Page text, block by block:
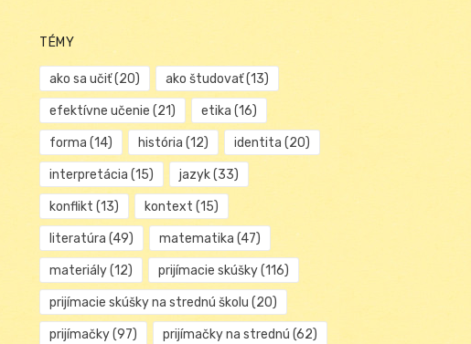
TÉMY
ako sa učiť(20) ako študovať(13)
efektívne učenie (21) etika (16)
forma (14) história (12) identita (20)
interpretácia (15) jazyk(33)
konflikt (13) kontext (15)
literatúra (49) matematika (47)
materiály(12) prijímacie skúšky(116)
prijímacie skúšky na strednú školu (20)
prijímačky(97) prijímačky na strednú (62)